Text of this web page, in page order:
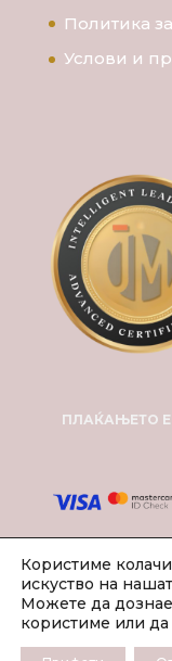
Политика
Услови и
ПЛАЌАЊЕТО
Користиме
искуство на
Можете да
користиме или да